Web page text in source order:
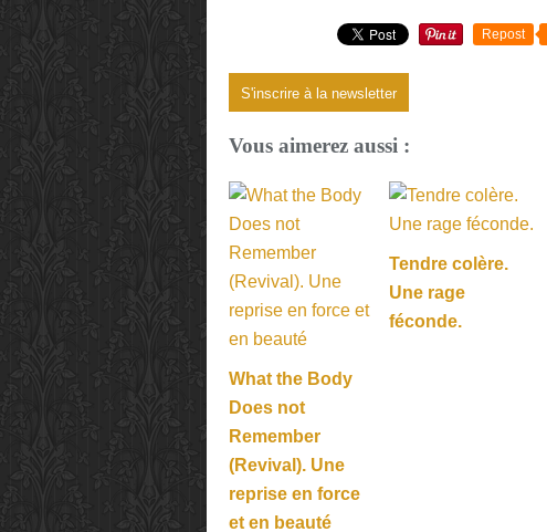
Repost
S'inscrire à la newsletter
Vous aimerez aussi :
What the Body
Does not
Remember
(Revival). Une
reprise en force
et en beauté
Tendre colère.
Une rage
féconde.